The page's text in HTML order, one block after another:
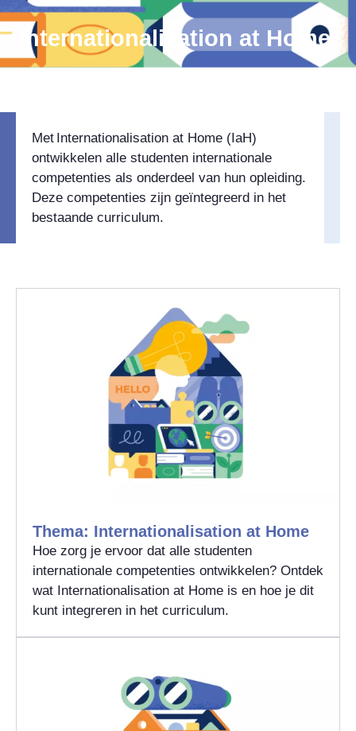
Internationalisation at Home
Met Internationalisation at Home (IaH)
ontwikkelen alle studenten internationale
competenties als onderdeel van hun opleiding.
Deze competenties zijn geïntegreerd in het
bestaande curriculum.
Thema: Internationalisation at Home
Hoe zorg je ervoor dat alle studenten
internationale competenties ontwikkelen? Ontdek
wat Internationalisation at Home is en hoe je dit
kunt integreren in het curriculum.